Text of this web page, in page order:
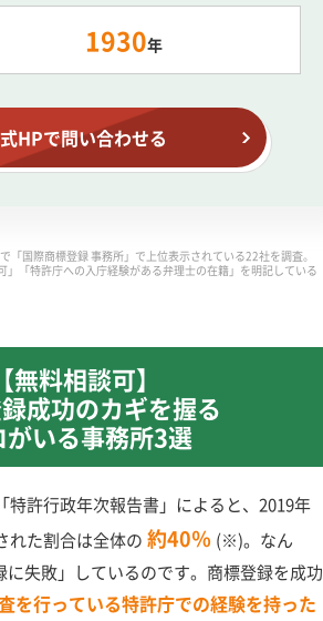
1930年
HPで問い合わせる
国際商標登録 事務所」で上位表示されている22社を調査。
」「特許庁への入庁経験がある弁理士の在籍」を明記している
【無料相談可】
成功のカギを握る
がいる事務所3選
特許行政年次報告書」によると、2019年
れた割合は全体の 約40％ (※)。なん
に失敗」しているのです。商標登録を成功
を行っている特許庁での経験を持った